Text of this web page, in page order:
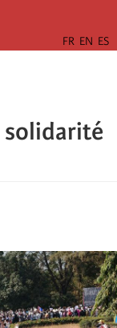
solidarité